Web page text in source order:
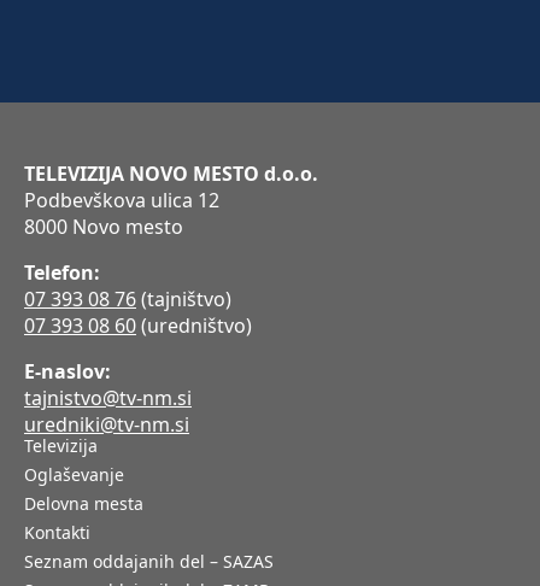
TELEVIZIJA NOVO MESTO d.o.o.
Podbevškova ulica 12
8000 Novo mesto
Telefon:
07 393 08 76(tajništvo)
07 393 08 60(uredništvo)
E-naslov:
tajnistvo@tv-nm.si
uredniki@tv-nm.si
Televizija
Oglaševanje
Delovna mesta
Kontakti
Seznam oddajanih del – SAZAS